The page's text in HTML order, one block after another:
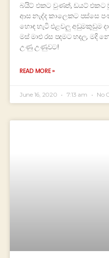
බයිට් එකට වුණත්, ඩයට් එකට
ආස නැද්ද කාලෙකට පස්සෙ
හොඳ හැටි එළවලු අඩුමකුඩුම
මස් මාළු රස පදමට හදල,
උණු උණුවට!
READ MORE »
June 16, 2020 7:13 am No